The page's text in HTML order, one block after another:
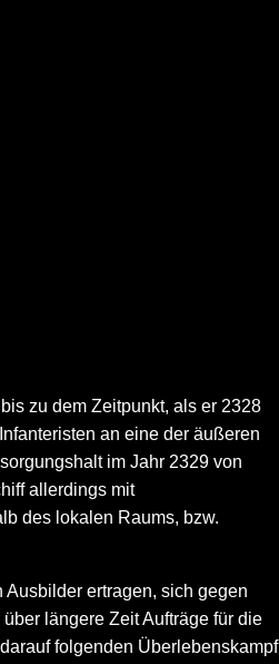
zu dem Zeitpunkt, als er 2328
an eine der äußeren
im Jahr 2329 von
allerdings mit
des lokalen Raums, bzw.
ertragen, sich gegen
längere Zeit Aufträge für die
folgenden Überlebenskampf